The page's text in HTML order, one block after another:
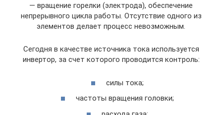
— вращение горелки (электрода), обеспечение
непрерывного цикла работы. Отсутствие одного из
элементов делает процесс невозможным.
Сегодня в качестве источника тока используется
инвертор, за счет которого проводится контроль:
силы тока;
частоты вращения головки;